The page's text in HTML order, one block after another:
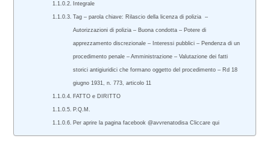
Integrale
Tag – parola chiave: Rilascio della licenza di polizia –
Autorizzazioni di polizia – Buona condotta – Potere di
apprezzamento discrezionale – Interessi pubblici – Pendenza di un
procedimento penale – Amministrazione – Valutazione dei fatti
storici antigiuridici che formano oggetto del procedimento – Rd 18
giugno 1931, n. 773, articolo 11
FATTO e DIRITTO
P.Q.M.
Per aprire la pagina facebook @avvrenatodisa Cliccare qui